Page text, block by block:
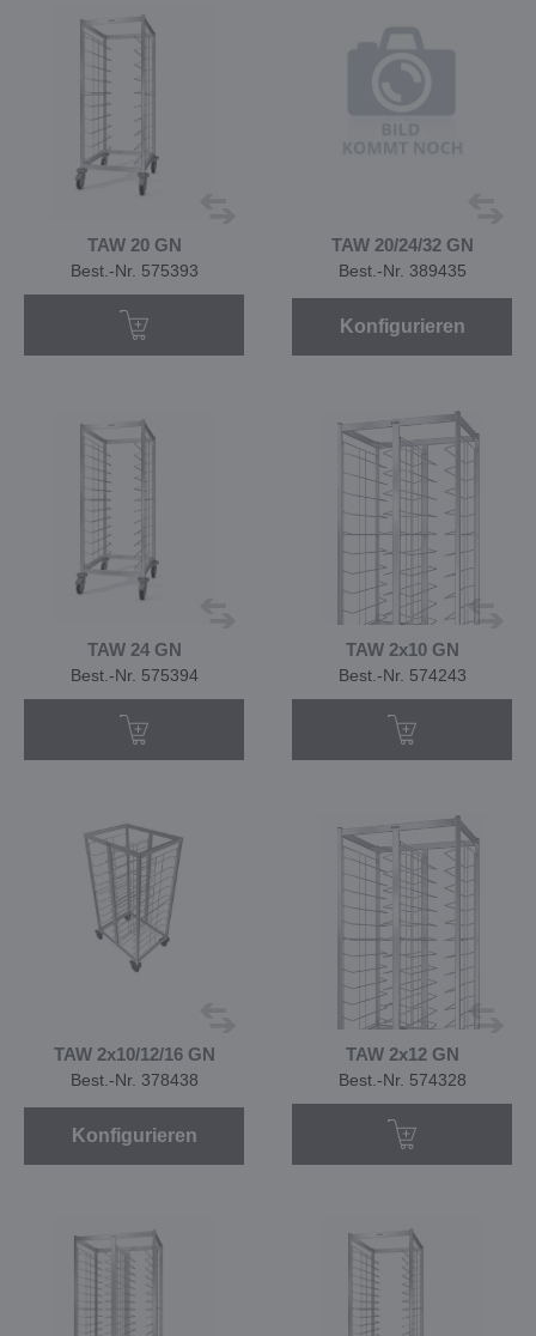
TAW 20 GN
Best.-Nr. 575393
TAW 20/24/32 GN
Best.-Nr. 389435
Konfigurieren
TAW 24 GN
Best.-Nr. 575394
TAW 2x10 GN
Best.-Nr. 574243
TAW 2x10/12/16 GN
Best.-Nr. 378438
Konfigurieren
TAW 2x12 GN
Best.-Nr. 574328